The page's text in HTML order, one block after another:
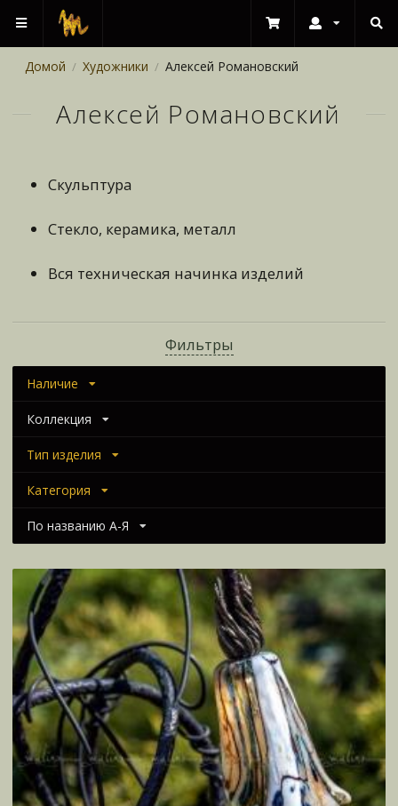
Домой / Художники / Алексей Романовский
Алексей Романовский
Скульптура
Стекло, керамика, металл
Вся техническая начинка изделий
Фильтры
Наличие
Коллекция
Тип изделия
Категория
По названию А-Я